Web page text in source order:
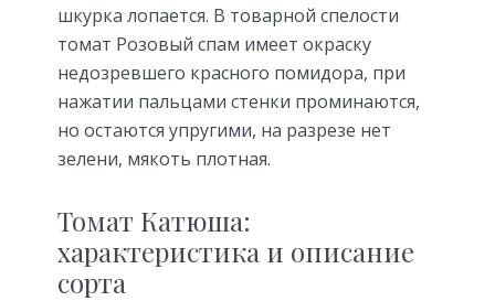
шкурка лопается. В товарной спелости
томат Розовый спам имеет окраску
недозревшего красного помидора, при
нажатии пальцами стенки проминаются,
но остаются упругими, на разрезе нет
зелени, мякоть плотная.
Томат Катюша:
характеристика и описание
сорта